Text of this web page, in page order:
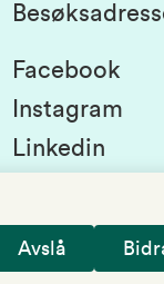
Facebook
Instagram
Linkedin
Avslå